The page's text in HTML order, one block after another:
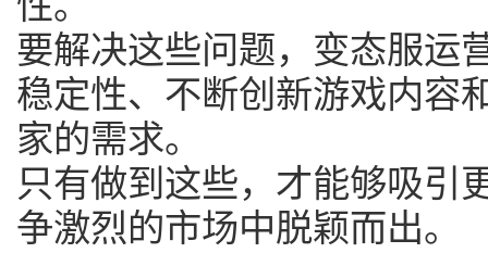
要解决这些问题，变态服运
稳定性、不断创新游戏内容
家的需求。
只有做到这些，才能够吸引
争激烈的市场中脱颖而出。